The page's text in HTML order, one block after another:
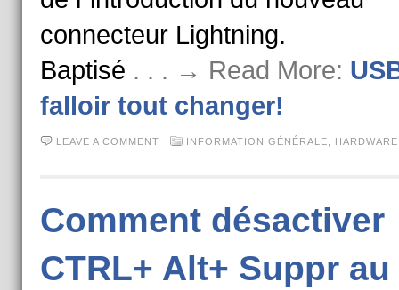
connecteur Lightning.
Baptisé . . . → Read More:
falloir tout changer!
LEAVE A COMMENT INFORMATION GÉNÉRALE HARDWARE
Comment désactiver
CTRL+ Alt+ Suppr au